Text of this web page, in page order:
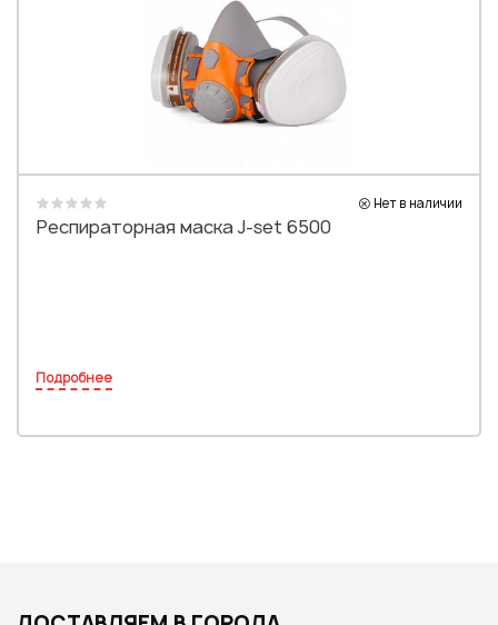
Нет в наличии
Респираторная маска J-set 6500
Подробнее
Нажимая на кнопку "Отправить", вы даете согласие на обработку
персональных данных
Отправить
Или войти через соц сети
ВОЙТИ ЧЕРЕЗ GOOGLE
Отправить
Нажимая на кнопку "Отправить", вы даете согласие на обработку